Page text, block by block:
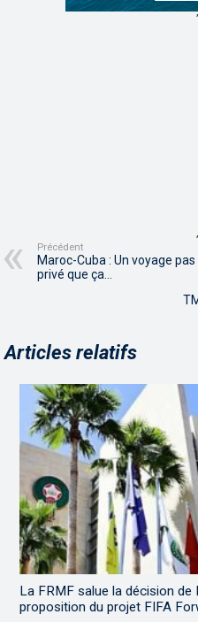
,
Précédent
Maroc-Cuba : Un voyage pas
privé que ça…
Articles relatifs
La FRMF salue la décision
proposition du projet FIFA